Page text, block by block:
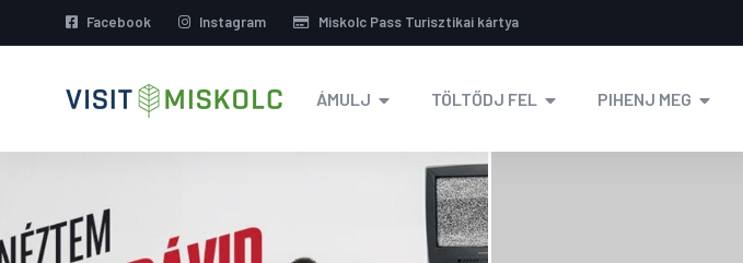
Facebook Instagram Miskolc Pass Turisztikai kártya
ÁMULJ TÖLTŐDJ FEL PIHENJ MEG